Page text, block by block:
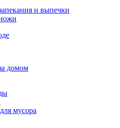
и выпечки
домом
мусора